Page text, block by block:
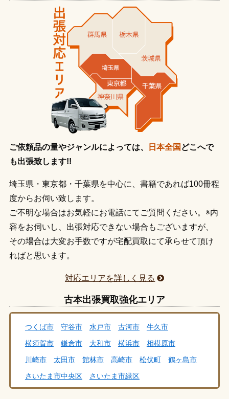
ご依頼品の量やジャンルによっては、 日本全国 どこへで
も出張致します!!
埼玉県・東京都・千葉県を中心に、書籍であれば100冊程
度からお伺い致します。
ご不明な場合はお気軽にお電話にてご質問ください。※内
容をお伺いし、出張対応できない場合もございますが、
その場合は大変お手数ですが宅配買取にて承らせて頂け
ればと思います。
対応エリアを詳しく見る
古本出張買取強化エリア
つくば市 守谷市 水戸市 古河市
牛久市
横須賀市
鎌倉市 大和市 横浜市
相模原市
川崎市
太田市 館林市 高崎市 松伏町
鶴ヶ島市
さいたま市中央区
さいたま市緑区